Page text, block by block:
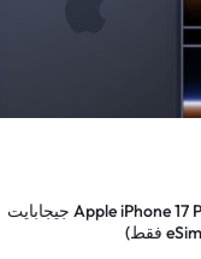
Apple iPhone 17 Pro Max 256 جيجابايت